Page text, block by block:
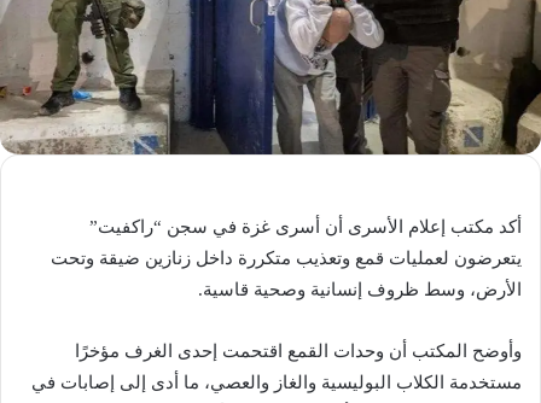
أكد مكتب إعلام الأسرى أن أسرى غزة في سجن “راكفيت”
يتعرضون لعمليات قمع وتعذيب متكررة داخل زنازين ضيقة وتحت
الأرض، وسط ظروف إنسانية وصحية قاسية.
وأوضح المكتب أن وحدات القمع اقتحمت إحدى الغرف مؤخرًا
مستخدمة الكلاب البوليسية والغاز والعصي، ما أدى إلى إصابات في